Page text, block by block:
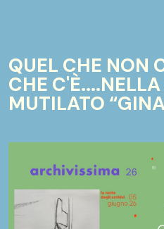
QUEL CHE NON
CHE
MUTILATO